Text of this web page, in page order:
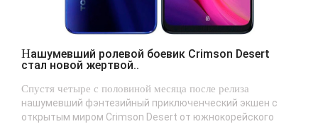
Нашумевший ролевой боевик Crimson Desert
стал новой жертвой..
Спустя четыре с половиной месяца после релиза
нашумевший фэнтезийный приключенческий экшен с
открытым миром Crimson Desert от южнокорейского